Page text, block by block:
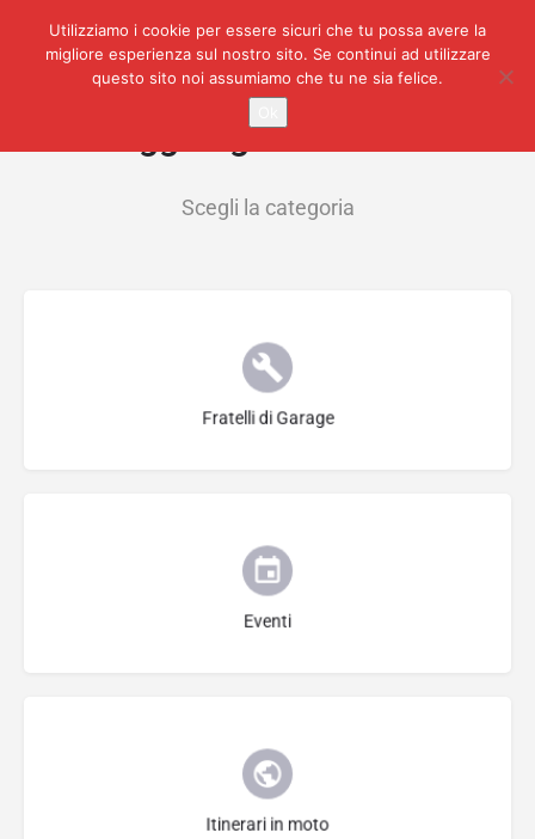
Aggiungi Annuncio
Scegli la categoria
Fratelli di Garage
Seleziona Categoria
Eventi
Seleziona Categoria
Itinerari in moto
Seleziona Categoria
Utilizziamo i cookie per essere sicuri che tu possa avere la
migliore esperienza sul nostro sito. Se continui ad utilizzare
questo sito noi assumiamo che tu ne sia felice.